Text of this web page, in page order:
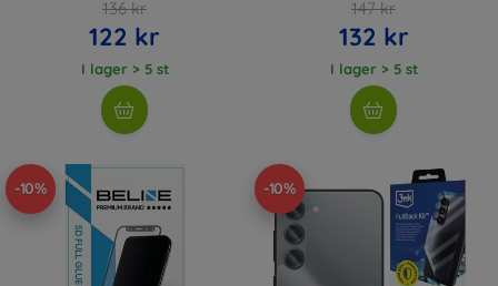
136 kr
122 kr
I lager > 5 st
147 kr
132 kr
I lager > 5 st
-10% -10%